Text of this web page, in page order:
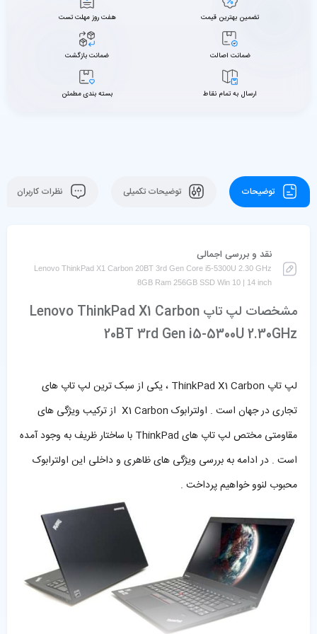
تضمین بهترین قیمت هفت روز مهلت تست
ضمانت اصالت ضمانت بازگشت
ارسال به تمام نقاط بسته بندی مطمئن
توضیحات توضیحات تکمیلی نظرات کاربران
نقد و بررسی اجمالی
Lenovo ThinkPad X1 Carbon 20BT 3rd Gen Core i5-5300U 2.30 GHz
8GB Ram 256GB SSD Win 10 | 14 inch
مشخصات لپ تاپ Lenovo ThinkPad X1 Carbon
20BT 3rd Gen i5-5300U 2.30GHz
لپ تاپ ThinkPad X1 Carbon ، یکی از سبک ترین لپ تاپ های
تجاری در جهان است . اولترابوک X1 Carbon از ترکیب ویژگی های
مقاومتی مختص لپ تاپ های ThinkPad با ساختار ظریف به وجود آمده
است . در ادامه به بررسی ویژگی های ظاهری و داخلی این اولترابوک
محبوب لنوو خواهیم پرداخت .